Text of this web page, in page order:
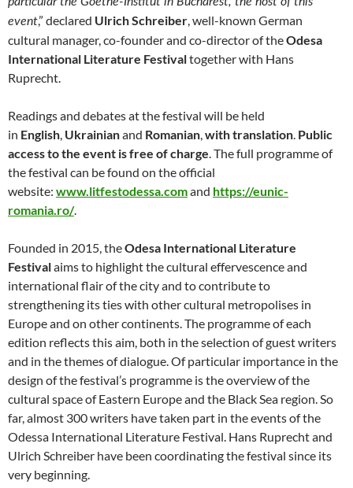
event,” declared Ulrich Schreiber, well-known German
cultural manager, co-founder and co-director of theOdesa
International Literature Festivaltogether with Hans
Ruprecht.
Readings and debates at the festival will be held
in English, Ukrainianand Romanian,withtranslation. Public
access to the event is free of charge. The full programme of
the festival can be found on the official
website: www.litfestodessa.comand https://eunic-
romania.ro/.
Founded in 2015, theOdesa International Literature
Festivalaims to highlight the cultural effervescence and
international flair of the city and to contribute to
strengthening its ties with other cultural metropolises in
Europe and on other continents. The programme of each
edition reflects this aim, both in the selection of guest writers
and in the themes of dialogue. Of particular importance in the
design of the festival’s programme is the overview of the
cultural space of Eastern Europe and the Black Sea region. So
far, almost 300 writers have taken part in the events of the
Odessa International Literature Festival. Hans Ruprecht and
Ulrich Schreiber have been coordinating the festival since its
very beginning.